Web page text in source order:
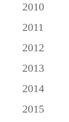
2010
2011
2012
2013
2014
2015